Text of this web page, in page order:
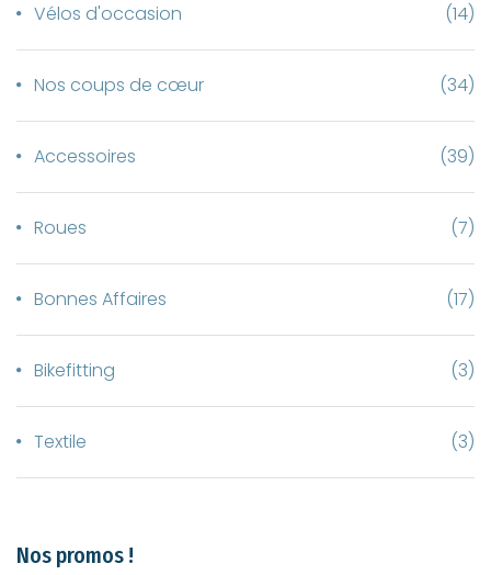
Vélos d'occasion (14)
Nos coups de cœur (34)
Accessoires (39)
Roues (7)
Bonnes Affaires (17)
Bikefitting (3)
Textile (3)
Nos promos !